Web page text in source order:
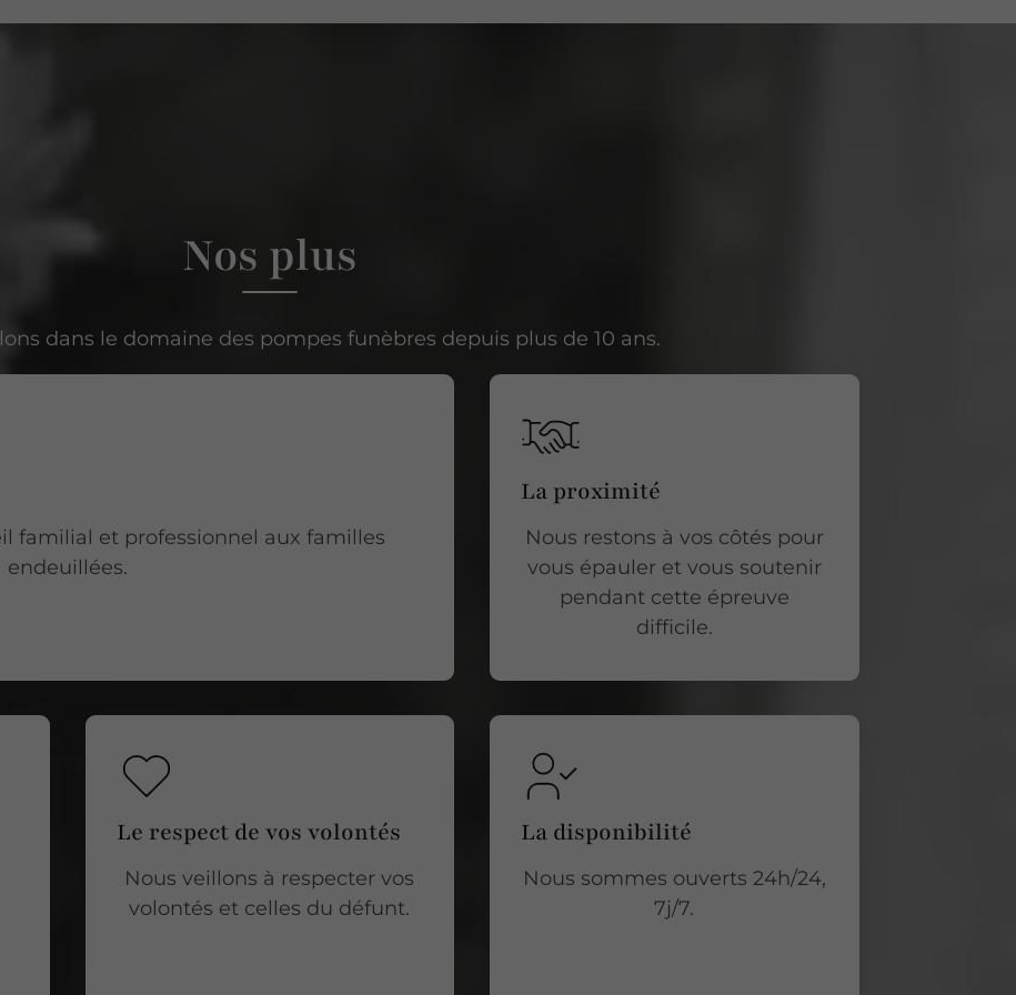
Nos plus
dans le domaine des pompes funèbres depuis plus de 10 ans.
familial et professionnel aux familles
endeuillées.
La proximité
Nous restons à vos côtés pour
vous épauler et vous soutenir
pendant cette épreuve
difficile.
Le respect de vos volontés
Nous veillons à respecter vos
volontés et celles du défunt.
La disponibilité
Nous sommes ouverts 24h/24,
7j/7.